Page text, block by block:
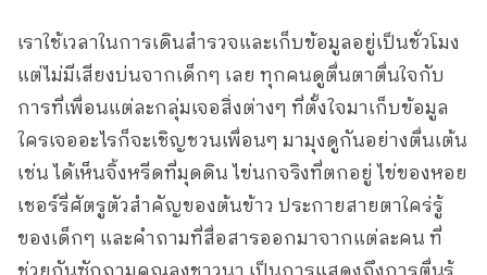
เราใช้เวลาในการเดินสำรวจและเก็บข้อมูลอยู่เป็นชั่วโมง
แต่ไม่มีเสียงบ่นจากเด็กๆ เลย ทุกคนดูตื่นตาตื่นใจกับ
การที่เพื่อนแต่ละกลุ่มเจอสิ่งต่างๆ ที่ตั้งใจมาเก็บข้อมูล
ใครเจออะไรก็จะเชิญชวนเพื่อนๆ มามุงดูกันอย่างตื่นเต้น
เช่น ได้เห็นจิ้งหรีดที่มุดดิน ไข่นกจริงที่ตกอยู่ ไข่ของหอย
เชอร์รี่ศัตรูตัวสำคัญของต้นข้าว ประกายสายตาใคร่รู้
ของเด็กๆ และคำถามที่สื่อสารออกมาจากแต่ละคน ที่